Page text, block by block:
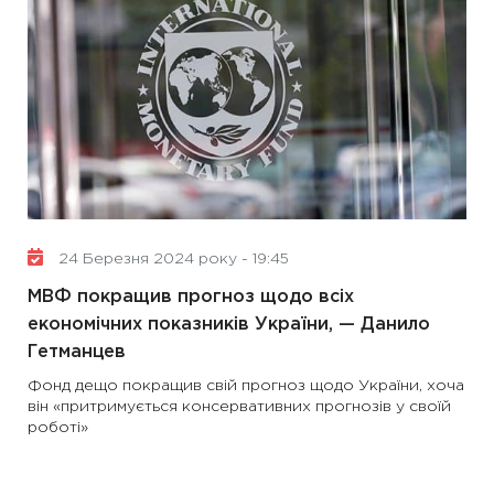
24 Березня 2024 року - 19:45
МВФ покращив прогноз щодо всіх
економічних показників України, — Данило
Гетманцев
Фонд дещо покращив свій прогноз щодо України, хоча
він «притримується консервативних прогнозів у своїй
роботі»